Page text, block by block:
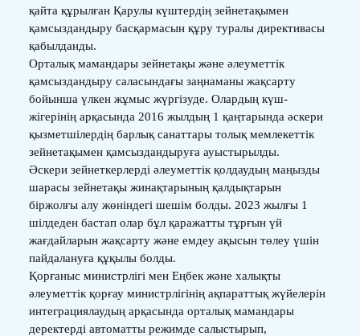
қайта құрылған Қарулы күштердің зейнетақымен
қамсыздандыру басқармасын құру туралы директивасы
қабылданды.
Орталық мамандары зейнетақы және әлеуметтік
қамсыздандыру саласындағы заңнаманы жақсарту
бойынша үлкен жұмыс жүргізуде. Олардың күш-
жігерінің арқасында 2016 жылдың 1 қаңтарында әскери
қызметшілердің барлық санаттары толық мемлекеттік
зейнетақымен қамсыздандыруға ауыстырылды.
Әскери зейнеткерлерді әлеуметтік қолдаудың маңызды
шарасы зейнетақы жинақтарының қалдықтарын
біржолғы алу жөніндегі шешім болды. 2023 жылғы 1
шілдеден бастап олар бұл қаражатты тұрғын үй
жағдайларын жақсарту және емдеу ақысын төлеу үшін
пайдалануға құқылы болды.
Қорғаныс министрлігі мен Еңбек және халықты
әлеуметтік қорғау министрлігінің ақпараттық жүйелерін
интеграциялаудың арқасында орталық мамандары
деректерді автоматты режимде салыстырып,